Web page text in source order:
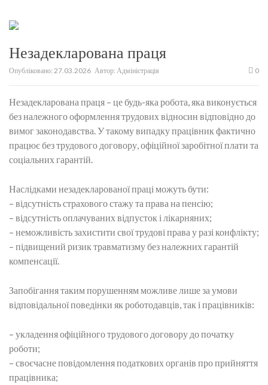
Незадекларована праця
Опубліковано: 27.03.2026 Автор: Адміністрація 0
Незадекларована праця – це будь-яка робота, яка виконується
без належного оформлення трудових відносин відповідно до
вимог законодавства. У такому випадку працівник фактично
працює без трудового договору, офіційної заробітної плати та
соціальних гарантій.
Наслідками незадекларованої праці можуть бути:
– відсутність страхового стажу та права на пенсію;
– відсутність оплачуваних відпусток і лікарняних;
– неможливість захистити свої трудові права у разі конфлікту;
– підвищений ризик травматизму без належних гарантій
компенсації.
Запобігання таким порушенням можливе лише за умови
відповідальної поведінки як роботодавців, так і працівників:
– укладення офіційного трудового договору до початку
роботи;
– своєчасне повідомлення податкових органів про прийняття
працівника;